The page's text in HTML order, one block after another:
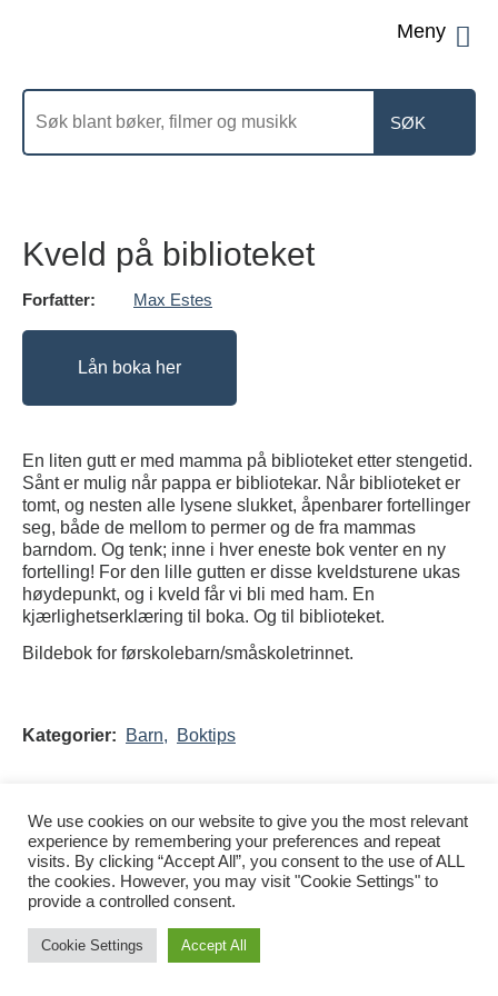
Kveld på biblioteket
Forfatter: Max Estes
Lån boka her
En liten gutt er med mamma på biblioteket etter stengetid.
Sånt er mulig når pappa er bibliotekar. Når biblioteket er
tomt, og nesten alle lysene slukket, åpenbarer fortellinger
seg, både de mellom to permer og de fra mammas
barndom. Og tenk; inne i hver eneste bok venter en ny
fortelling! For den lille gutten er disse kveldsturene ukas
høydepunkt, og i kveld får vi bli med ham. En
kjærlighetserklæring til boka. Og til biblioteket.
Bildebok for førskolebarn/småskoletrinnet.
Kategorier: Barn, Boktips
Tilgjengelighetserklæring
Nettsidene er utviklet av
We use cookies on our website to give you the most relevant
experience by remembering your preferences and repeat
visits. By clicking “Accept All”, you consent to the use of ALL
the cookies. However, you may visit "Cookie Settings" to
provide a controlled consent.
Cookie Settings Accept All